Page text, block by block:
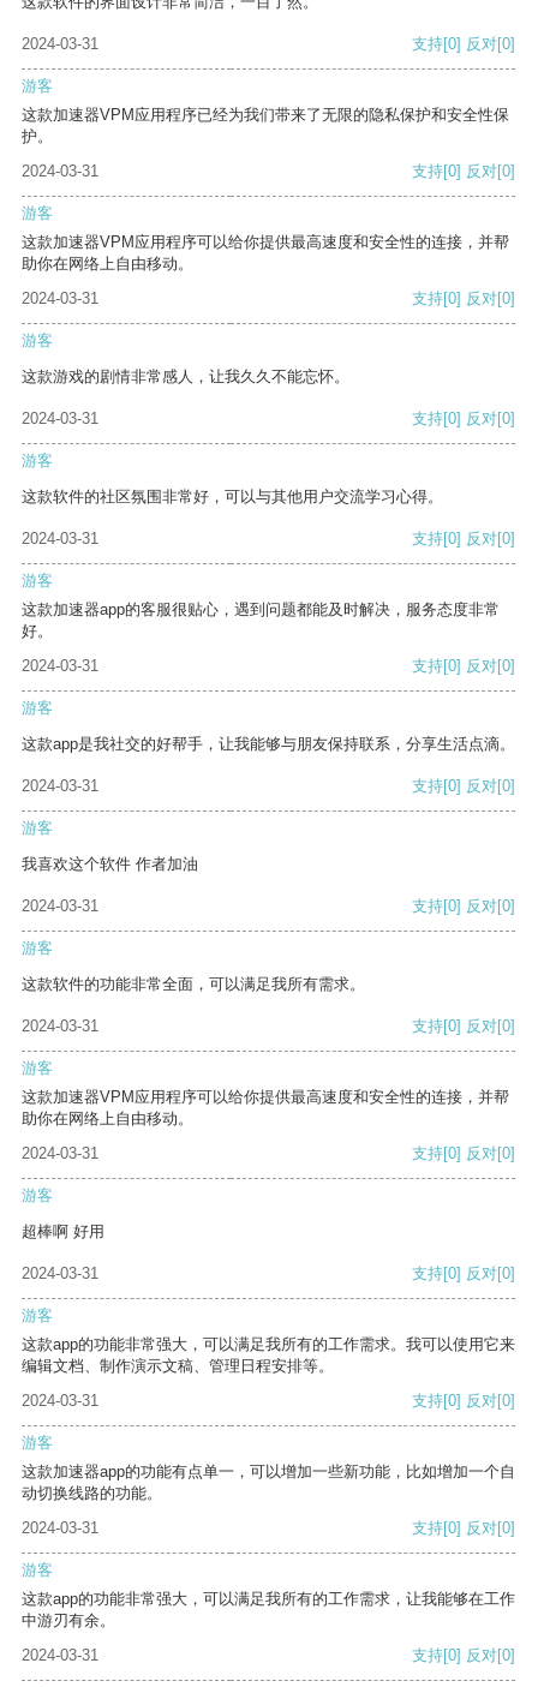
2024-03-31 支持[0] 反对[0]
游客
这款加速器VPM应用程序已经为我们带来了无限的隐私保护和安全性保
护。
2024-03-31
支持[0] 反对[0]
游客
这款加速器VPM应用程序可以给你提供最高速度和安全性的连接，并帮
助你在网络上自由移动。
2024-03-31
支持[0] 反对[0]
游客
这款游戏的剧情非常感人，让我久久不能忘怀。
2024-03-31 支持[0] 反对[0]
游客
这款软件的社区氛围非常好，可以与其他用户交流学习心得。
2024-03-31 支持[0] 反对[0]
游客
这款加速器app的客服很贴心，遇到问题都能及时解决，服务态度非常
好。
2024-03-31
支持[0] 反对[0]
游客
这款app是我社交的好帮手，让我能够与朋友保持联系，分享生活点滴。
2024-03-31 支持[0] 反对[0]
游客
我喜欢这个软件 作者加油
2024-03-31 支持[0] 反对[0]
游客
这款软件的功能非常全面，可以满足我所有需求。
2024-03-31 支持[0] 反对[0]
游客
这款加速器VPM应用程序可以给你提供最高速度和安全性的连接，并帮
助你在网络上自由移动。
2024-03-31
支持[0] 反对[0]
游客
超棒啊 好用
2024-03-31 支持[0] 反对[0]
游客
这款app的功能非常强大，可以满足我所有的工作需求。我可以使用它来
编辑文档、制作演示文稿、管理日程安排等。
2024-03-31
支持[0] 反对[0]
游客
这款加速器app的功能有点单一，可以增加一些新功能，比如增加一个自
动切换线路的功能。
2024-03-31
支持[0] 反对[0]
游客
这款app的功能非常强大，可以满足我所有的工作需求，让我能够在工作
中游刃有余。
2024-03-31
支持[0] 反对[0]